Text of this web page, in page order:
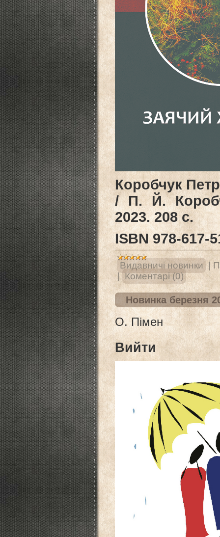
Коробчук
/ П. Й.
2023. 208 c.
ISВN 978-617-
Видавничі новинки |
| Коментарі (0)
Новинка березня
О. Пімен
Вийти